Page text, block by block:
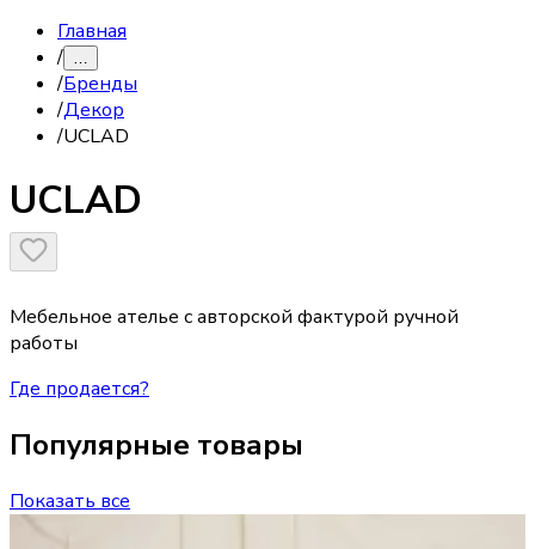
Главная
/ …
/Бренды
/Декор
/UCLAD
UCLAD
Мебельное ателье с авторской фактурой ручной
работы
Где продается?
Популярные товары
Показать все